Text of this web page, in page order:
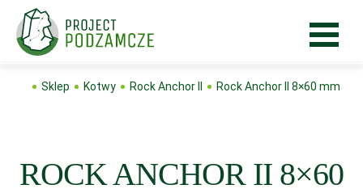
Sklep Kotwy Rock Anchor II Rock Anchor II 8×60 mm
ROCK ANCHOR II 8×60